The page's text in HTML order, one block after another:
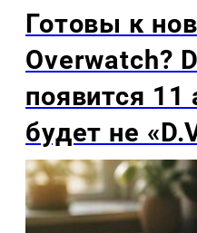
Готовы к
Overwatch?
появится 11
будет не